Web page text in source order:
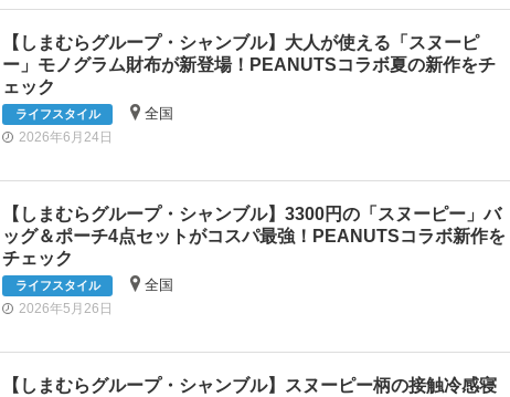
【しまむらグループ・シャンブル】大人が使える「スヌーピ
ー」モノグラム財布が新登場！PEANUTSコラボ夏の新作をチ
ェック
ライフスタイル 全国
2026年6月24日
【しまむらグループ・シャンブル】3300円の「スヌーピー」バ
ッグ＆ポーチ4点セットがコスパ最強！PEANUTSコラボ新作を
チェック
ライフスタイル 全国
2026年5月26日
【しまむらグループ・シャンブル】スヌーピー柄の接触冷感寝